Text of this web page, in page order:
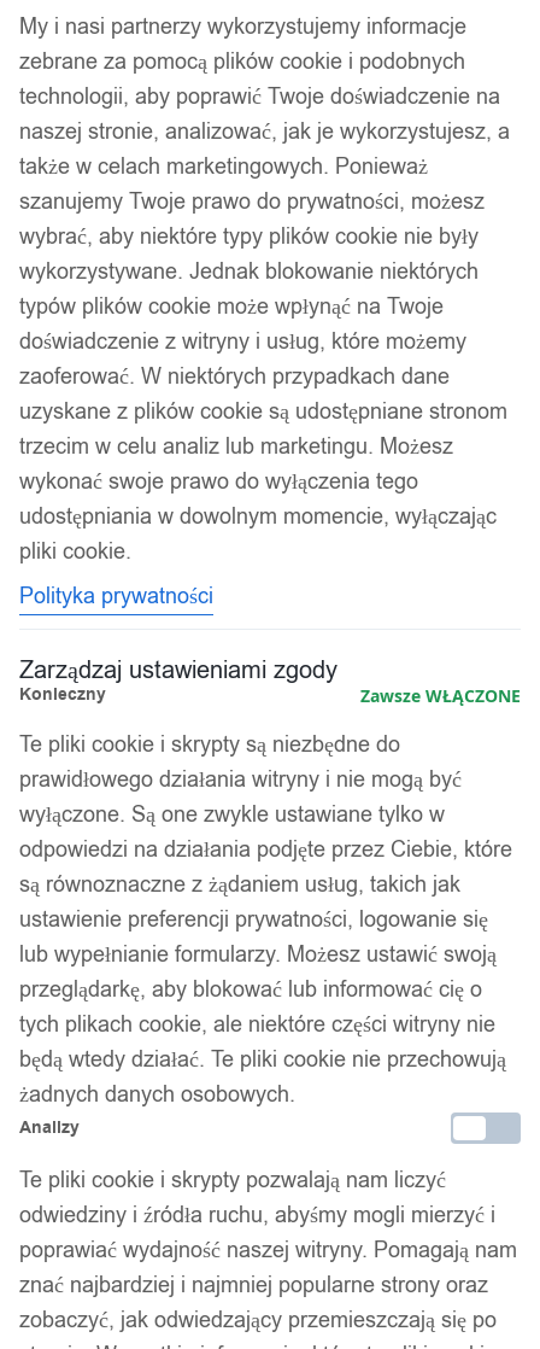
/ 3
Niimbot etykiety naklejki
31mm okrągłe transparent
210szt do b21/b3s/b1
My i nasi partnerzy wykorzystujemy informacje
zebrane za pomocą plików cookie i podobnych
technologii, aby poprawić Twoje doświadczenie na
naszej stronie, analizować, jak je wykorzystujesz, a
także w celach marketingowych. Ponieważ
szanujemy Twoje prawo do prywatności, możesz
wybrać, aby niektóre typy plików cookie nie były
wykorzystywane. Jednak blokowanie niektórych
typów plików cookie może wpłynąć na Twoje
doświadczenie z witryny i usług, które możemy
zaoferować. W niektórych przypadkach dane
uzyskane z plików cookie są udostępniane stronom
trzecim w celu analiz lub marketingu. Możesz
wykonać swoje prawo do wyłączenia tego
udostępniania w dowolnym momencie, wyłączając
pliki cookie.
Polityka prywatności
Zarządzaj ustawieniami zgody
Konieczny Zawsze WŁĄCZONE
Te pliki cookie i skrypty są niezbędne do
prawidłowego działania witryny i nie mogą być
wyłączone. Są one zwykle ustawiane tylko w
odpowiedzi na działania podjęte przez Ciebie, które
są równoznaczne z żądaniem usług, takich jak
ustawienie preferencji prywatności, logowanie się
lub wypełnianie formularzy. Możesz ustawić swoją
przeglądarkę, aby blokować lub informować cię o
tych plikach cookie, ale niektóre części witryny nie
będą wtedy działać. Te pliki cookie nie przechowują
żadnych danych osobowych.
Analizy
Te pliki cookie i skrypty pozwalają nam liczyć
odwiedziny i źródła ruchu, abyśmy mogli mierzyć i
poprawiać wydajność naszej witryny. Pomagają nam
znać najbardziej i najmniej popularne strony oraz
zobaczyć, jak odwiedzający przemieszczają się po